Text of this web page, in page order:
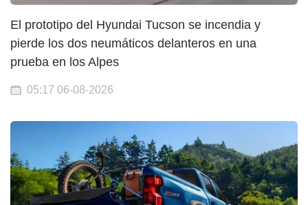
El prototipo del Hyundai Tucson se incendia y
pierde los dos neumáticos delanteros en una
prueba en los Alpes
05:17 06-08-2026